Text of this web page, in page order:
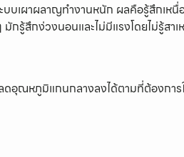
บเผาผลาญทำงานหนัก ผลคือรู้สึกเหนื่
รู้สึกง่วงนอนและไม่มีแรงโดยไม่รู้สาเ
ดอุณหภูมิแกนกลางลงได้ตามที่ต้องกา